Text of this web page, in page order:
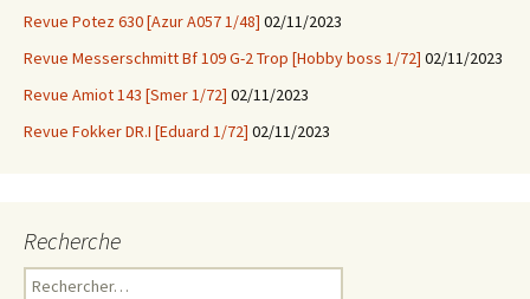
Revue Potez 630 [Azur A057 1/48] 02/11/2023
Revue Messerschmitt Bf 109 G-2 Trop [Hobby boss 1/72] 02/11/2023
Revue Amiot 143 [Smer 1/72] 02/11/2023
Revue Fokker DR.I [Eduard 1/72] 02/11/2023
Recherche
Rechercher :